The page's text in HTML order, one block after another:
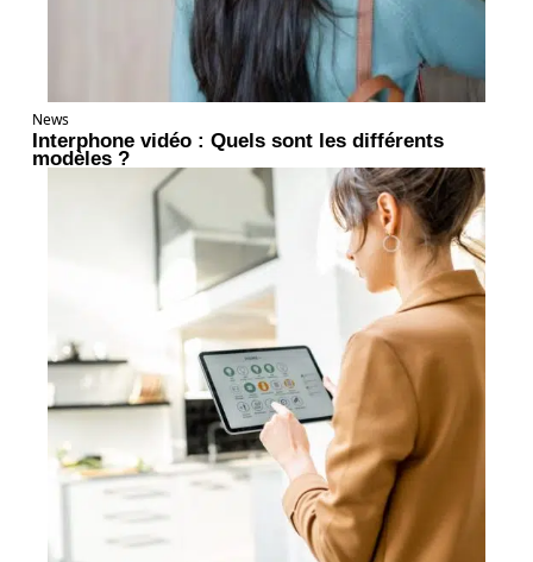
News
Interphone vidéo : Quels sont les différents
modèles ?